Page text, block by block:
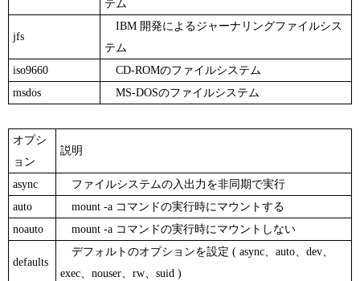
テム
jfs
IBM 開発によるジャーナリングファイルシス
テム
iso9660
CD-ROMのファイルシステム
msdos
MS-DOSのファイルシステム
オプシ
ョン
説明
async
ファイルシステムの入出力を非同期で実行
auto
mount -a コマンドの実行時にマウントする
noauto
mount -a コマンドの実行時にマウントしない
defaults
デフォルトのオプションを設定 ( async、auto、dev、
exec、nouser、rw、suid )